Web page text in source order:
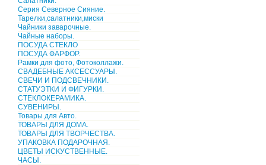
Серия Северное Сияние.
Тарелки,салатники,миски
Чайники заварочные.
Чайные наборы.
ПОСУДА СТЕКЛО
ПОСУДА ФАРФОР.
Рамки для фото, Фотоколлажи.
СВАДЕБНЫЕ АКСЕССУАРЫ.
СВЕЧИ И ПОДСВЕЧНИКИ.
СТАТУЭТКИ И ФИГУРКИ.
СТЕКЛОКЕРАМИКА.
СУВЕНИРЫ.
Товары для Авто.
ТОВАРЫ ДЛЯ ДОМА.
ТОВАРЫ ДЛЯ ТВОРЧЕСТВА.
УПАКОВКА ПОДАРОЧНАЯ.
ЦВЕТЫ ИСКУСТВЕННЫЕ.
ЧАСЫ.